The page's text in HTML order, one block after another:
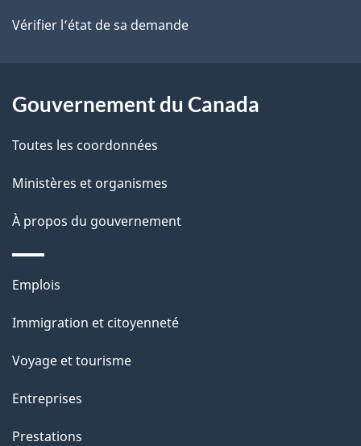
d
l
p
a
g
e
site
Vérifier l’état de sa demande
Gouvernement du Canada
Toutes les coordonnées
Ministères et organismes
À propos du gouvernement
Thèmes
sujets
Emplois
Immigration et citoyenneté
Voyage et tourisme
Entreprises
Prestations